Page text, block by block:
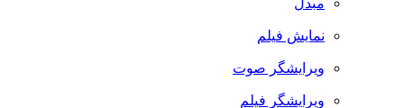
مبدل
نمایش فیلم
ویرایشگر صوت
ویرایشگر فیلم